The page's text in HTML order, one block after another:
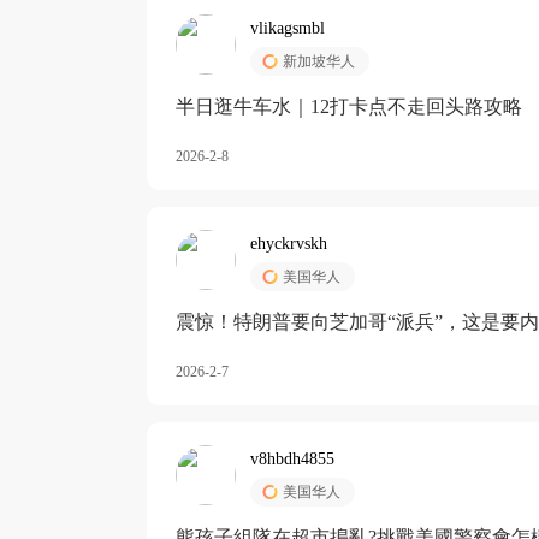
vlikagsmbl
新加坡华人
半日逛牛车水｜12打卡点不走回头路攻略
2026-2-8
ehyckrvskh
美国华人
震惊！特朗普要向芝加哥“派兵”，这是要
2026-2-7
v8hbdh4855
美国华人